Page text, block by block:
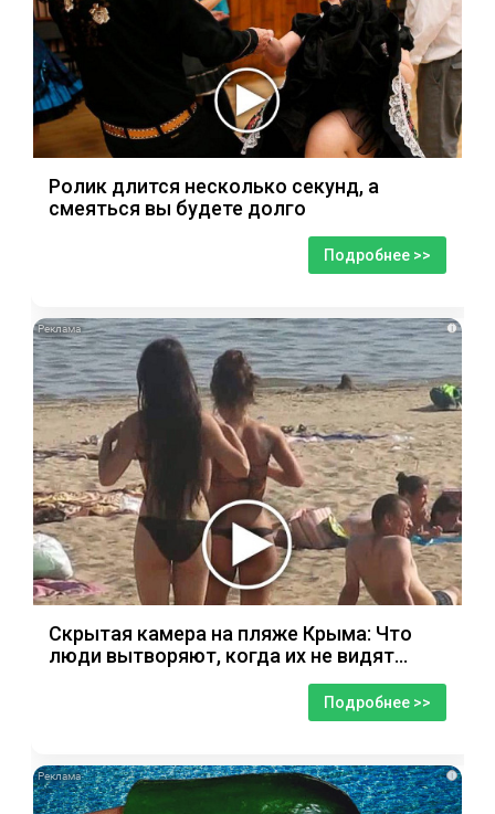
Ролик длится несколько секунд, а
смеяться вы будете долго
Подробнее >>
i
Скрытая камера на пляже Крыма: Что
люди вытворяют, когда их не видят...
Подробнее >>
i